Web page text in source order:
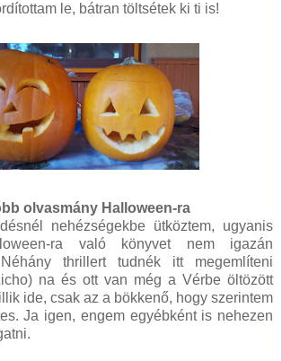
le, bátran töltsétek ki ti is!
olvasmány Halloween-ra
nehézségekbe ütköztem, ugyanis
ra való könyvet nem igazán
thrillert tudnék itt megemlíteni
na és ott van még a Vérbe öltözött
ide, csak az a bökkenő, hogy szerintem
Ja igen, engem egyébként is nehezen